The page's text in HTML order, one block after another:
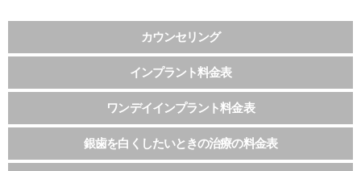
カウンセリング
インプラント料金表
ワンデイインプラント料金表
銀歯を白くしたいときの治療の料金表